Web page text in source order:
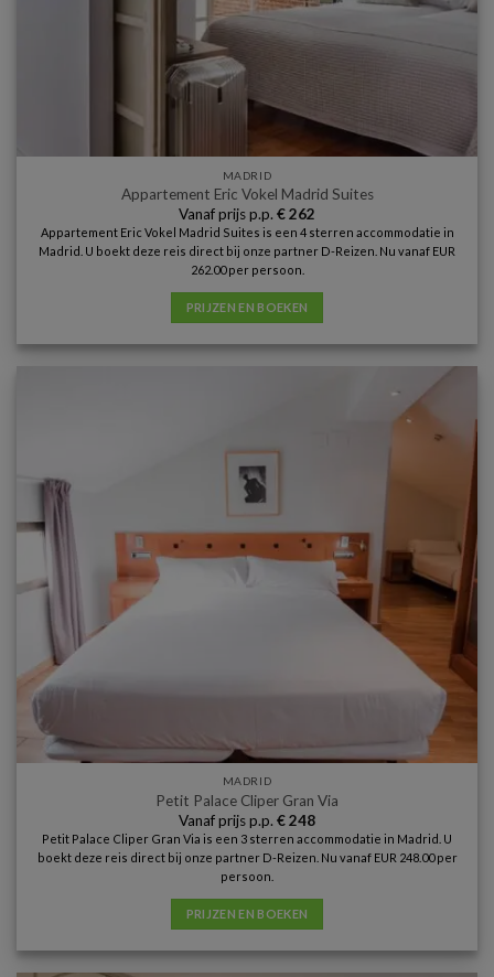
MADRID
Appartement Eric Vokel Madrid Suites
Vanaf prijs p.p. €262
Appartement Eric Vokel Madrid Suites is een 4 sterren accommodatie in
Madrid. U boekt deze reis direct bij onze partner D-Reizen. Nu vanaf EUR
262.00 per persoon.
PRIJZEN EN BOEKEN
MADRID
Petit Palace Cliper Gran Via
Vanaf prijs p.p. €248
Petit Palace Cliper Gran Via is een 3 sterren accommodatie in Madrid. U
boekt deze reis direct bij onze partner D-Reizen. Nu vanaf EUR 248.00 per
persoon.
PRIJZEN EN BOEKEN